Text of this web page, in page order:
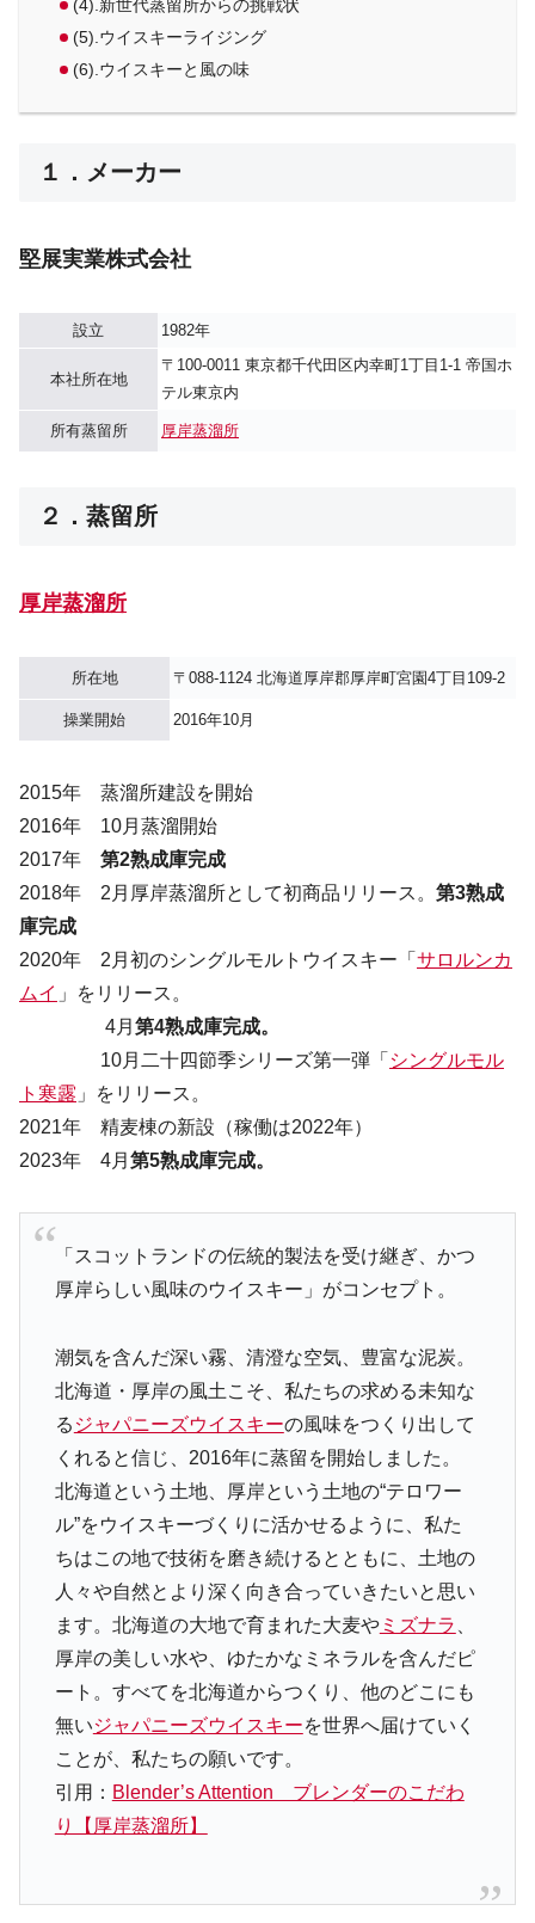
(4).新世代蒸留所からの挑戦状
(5).ウイスキーライジング
(6).ウイスキーと風の味
１．メーカー
堅展実業株式会社
設立 1982年
本社所在地
〒100-0011 東京都千代田区内幸町1丁目1-1 帝国ホ
テル東京内
所有蒸留所 厚岸蒸溜所
２．蒸留所
厚岸蒸溜所
所在地 〒088-1124 北海道厚岸郡厚岸町宮園4丁目109-2
操業開始 2016年10月
2015年 蒸溜所建設を開始
2016年 10月蒸溜開始
2017年 第2熟成庫完成
2018年 2月厚岸蒸溜所として初商品リリース。 第3熟成
庫完成
2020年 2月初のシングルモルトウイスキー「 サロルンカ
ムイ 」をリリース。
4月 第4熟成庫完成。
10月二十四節季シリーズ第一弾「 シングルモル
ト寒露 」をリリース。
2021年 精麦棟の新設（稼働は2022年）
2023年 4月 第5熟成庫完成。
「スコットランドの伝統的製法を受け継ぎ、かつ
厚岸らしい風味のウイスキー」がコンセプト。
潮気を含んだ深い霧、清澄な空気、豊富な泥炭。
北海道・厚岸の風土こそ、私たちの求める未知な
る ジャパニーズウイスキーの風味をつくり出して
くれると信じ、2016年に蒸留を開始しました。
北海道という土地、厚岸という土地の“テロワー
ル”をウイスキーづくりに活かせるように、私た
ちはこの地で技術を磨き続けるとともに、土地の
人々や自然とより深く向き合っていきたいと思い
ます。北海道の大地で育まれた大麦やミズナラ
厚岸の美しい水や、ゆたかなミネラルを含んだピ
ート。すべてを北海道からつくり、他のどこにも
無いジャパニーズウイスキーを世界へ届けていく
ことが、私たちの願いです。
引用： Blender’s Attention ブレンダーのこだわ
り【厚岸蒸溜所】